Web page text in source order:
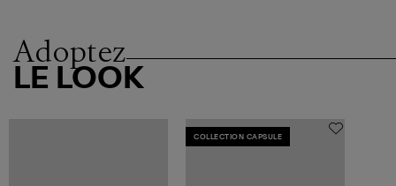
Adoptez
LE LOOK
COLLECTION CAPSULE